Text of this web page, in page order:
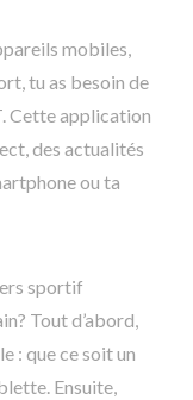
mobiles,
tu as besoin de
Cette application
des actualités
ou ta
sportif
Tout d’abord,
: que ce soit un
Ensuite,